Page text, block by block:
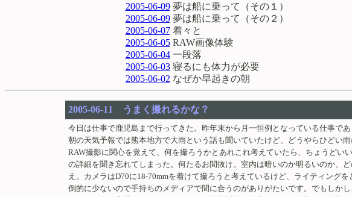
2005-06-09夢は船に乗って（その１）
2005-06-09夢は船に乗って（その２）
2005-06-07着々と
2005-06-05RAW画像体験
2005-06-04一段落
2005-06-03寝るにも体力が必要
2005-06-02 なぜか早起きの朝
2005-06-11 うまく撮れるかな？
今日は仕事で鹿児島まで行ってきた。昨年末から月一恒例となっている仕事であ
朝の天気予報では熊本地方で大雨という話も聞いていたけど、どうやらひどい
RAW撮影に関心を覚えて、何を撮ろうかとあれこれ考えていたら、ちょうど
の詳細を聞き忘れてしまった。何たるお間抜け。室内は暗いのか明るいのか、
え。カメラはD70に18-70mmを着けて撮ろうと考えているけど、ライティング
倒的に少ないので手持ちのメディアで間に合うのがありがたいです。でもしか